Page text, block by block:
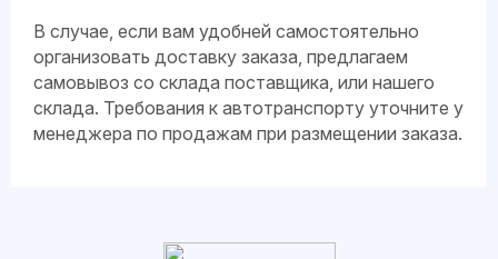
В случае, если вам удобней самостоятельно
организовать доставку заказа, предлагаем
самовывоз со склада поставщика, или нашего
склада. Требования к автотранспорту уточните у
менеджера по продажам при размещении заказа.